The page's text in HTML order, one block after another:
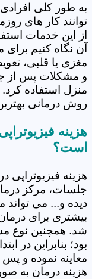
به طور کلی
توانند کار های
از این خدمات
آن نگاه کنیم
مغزی یا قلبی،
و مشکلات پس از
منزل استفاده
روش درمانی
هزینه
است؟
هزینه فیزیوتراپی
جلسات، مرکز
دیده و... می
بیشتری برای
شد. همچنین نوع
بود؛ بنابراین در
معاینه نموده و
هزینه درمان به